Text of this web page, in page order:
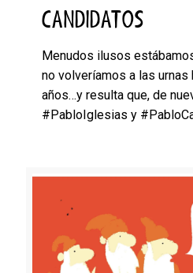
CANDIDATOS
Menudos ilusos
no volveríamos a las
años…y resulta que, de
#PabloIglesias y